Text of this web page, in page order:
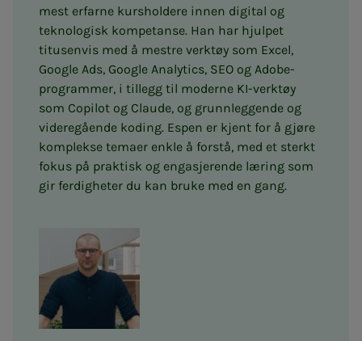
mest erfarne kursholdere innen digital og
teknologisk kompetanse. Han har hjulpet
titusenvis med å mestre verktøy som Excel,
Google Ads, Google Analytics, SEO og Adobe-
programmer, i tillegg til moderne KI-verktøy
som Copilot og Claude, og grunnleggende og
videregående koding. Espen er kjent for å gjøre
komplekse temaer enkle å forstå, med et sterkt
fokus på praktisk og engasjerende læring som
gir ferdigheter du kan bruke med en gang.